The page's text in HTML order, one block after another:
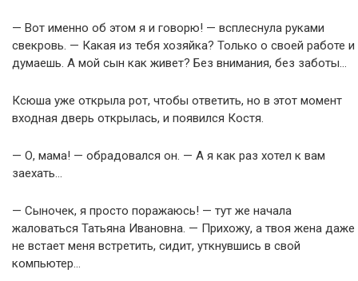
— Вот именно об этом я и говорю! — всплеснула руками
свекровь. — Какая из тебя хозяйка? Только о своей работе и
думаешь. А мой сын как живет? Без внимания, без заботы…
Ксюша уже открыла рот, чтобы ответить, но в этот момент
входная дверь открылась, и появился Костя.
— О, мама! — обрадовался он. — А я как раз хотел к вам
заехать…
— Сыночек, я просто поражаюсь! — тут же начала
жаловаться Татьяна Ивановна. — Прихожу, а твоя жена даже
не встает меня встретить, сидит, уткнувшись в свой
компьютер…